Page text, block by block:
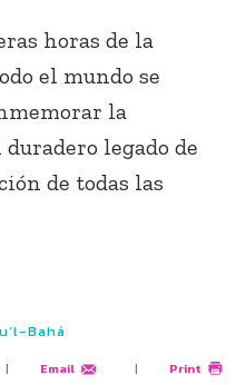
horas de la
el mundo se
la
legado de
de todas las
Bahá
| Email | Print